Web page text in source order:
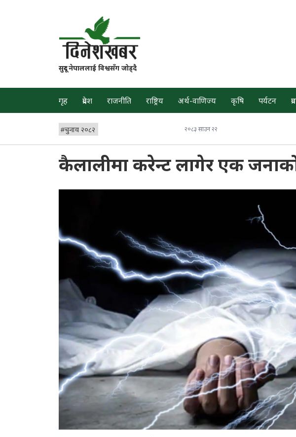
सुदूर नेपाललाई विश्वसँग जोड्दै
गृह प्रदेश राजनीति राष्ट्रिय अर्थ-वाणिज्य कृषि पर्यटन
#चुनाव २०८२ २०८३ साउन २२
कैलालीमा करेन्ट लागेर एक